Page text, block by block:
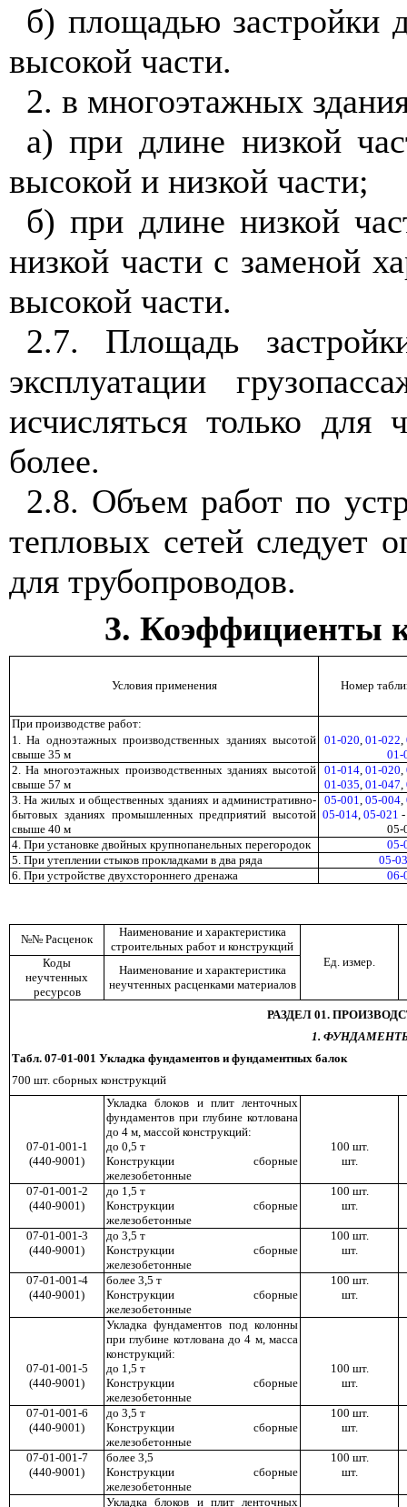
б) площадью застройки
высокой части.
2. в многоэтажных
а) при длине низкой
высокой и низкой части;
б) при длине низкой
низкой части с заменой
высокой части.
2.7. Площадь
эксплуатации
исчисляться только
более.
2.8. Объем работ по
тепловых сетей следует
для трубопроводов.
3. Коэффициенты
Условия применения Номер
При производстве работ:
1. На одноэтажных производственных зданиях высотой
свыше 35 м
01-020 01-022
01-
2. На многоэтажных производственных зданиях высотой
свыше 57 м
01-014 01-020
01-035 01-047
3. На жилых и общественных зданиях и административно-
бытовых зданиях промышленных предприятий высотой
свыше 40 м
05-001 05-004
05-014 05-021 -
05-
4. При установке двойных крупнопанельных перегородок
05-
5. При утеплении стыков прокладками в два ряда
05-
6. При устройстве двухстороннего дренажа
06-
№№ Расценок
Наименование и характеристика
строительных работ и конструкций
Ед. измер.
Коды
неучтенных
ресурсов
Наименование и характеристика
неучтенных расценками материалов
РАЗДЕЛ 01.
1.
Табл. 07-01-001 Укладка фундаментов и фундаментных балок
700 шт. сборных конструкций
Укладка блоков и плит ленточных
фундаментов при глубине котлована
до 4 м, массой конструкций:
07-01-001-1
до 0,5 т
100 шт.
(440-9001)
Конструкции сборные
железобетонные
шт.
07-01-001-2 до 1,5 т
100 шт.
(440-9001)
Конструкции сборные
железобетонные
шт.
07-01-001-3 до 3,5 т
100 шт.
(440-9001)
Конструкции сборные
железобетонные
шт.
07-01-001-4 более 3,5 т
100 шт.
(440-9001)
Конструкции сборные
железобетонные
шт.
Укладка фундаментов под колонны
при глубине котлована до 4 м, масса
конструкций:
07-01-001-5
до 1,5 т
100 шт.
(440-9001)
Конструкции сборные
железобетонные
шт.
07-01-001-6 до 3,5 т
100 шт.
(440-9001)
Конструкции сборные
железобетонные
шт.
07-01-001-7 более 3,5
100 шт.
(440-9001)
Конструкции сборные
железобетонные
шт.
Укладка блоков и плит ленточных